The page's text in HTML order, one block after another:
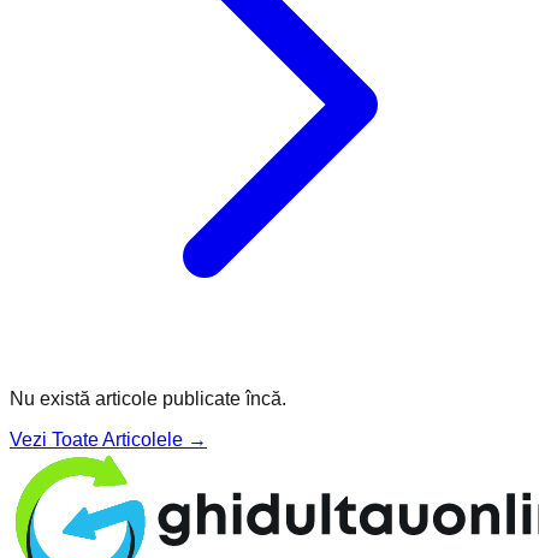
Nu există articole publicate încă.
Vezi Toate Articolele →